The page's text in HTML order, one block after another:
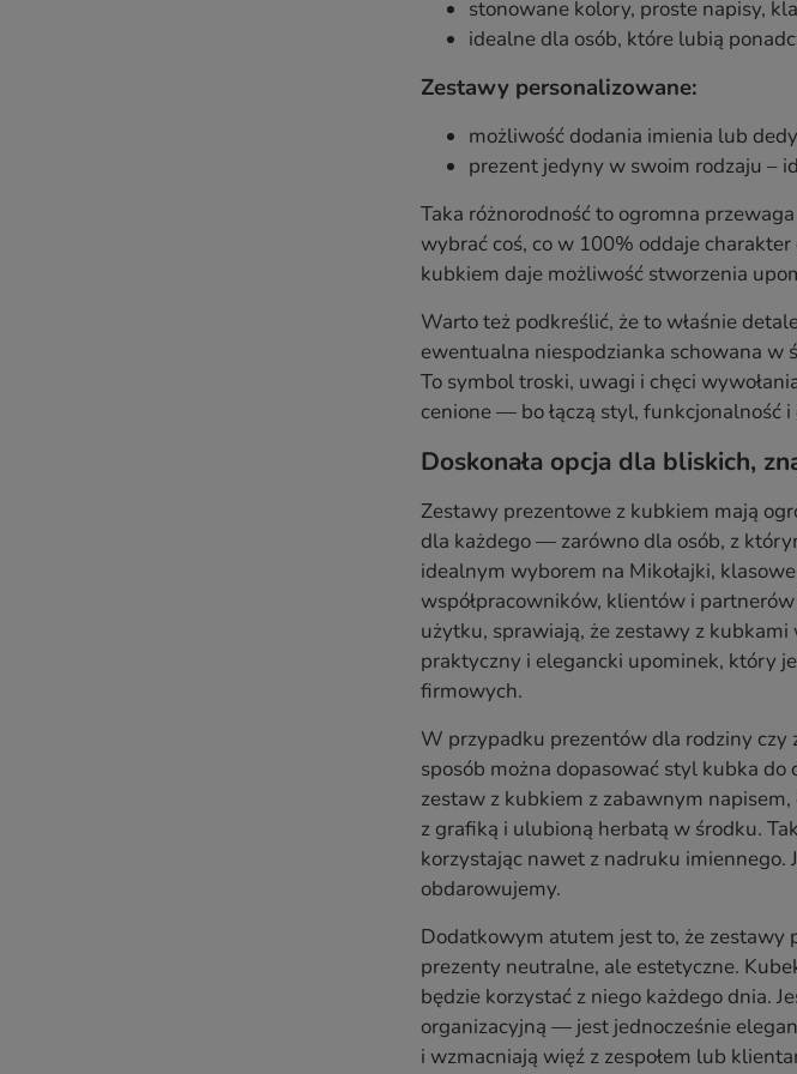
stonowane kolory, proste napisy,
idealne dla osób, które lubią
Zestawy personalizowane:
możliwość dodania imienia lub
prezent jedyny w swoim rodzaju –
Taka różnorodność to ogromna
wybrać coś, co w 100% oddaje
kubkiem daje możliwość stworzenia
Warto też podkreślić, że to właśnie
ewentualna niespodzianka schowana w
To symbol troski, uwagi i chęci
cenione — bo łączą styl, funkcjonalność
Doskonała opcja dla bliskich,
Zestawy prezentowe z kubkiem mają
dla każdego — zarówno dla osób, z
idealnym wyborem na Mikołajki,
współpracowników, klientów i
użytku, sprawiają, że zestawy z
praktyczny i elegancki upominek, który
firmowych.
W przypadku prezentów dla rodziny czy
sposób można dopasować styl kubka
zestaw z kubkiem z zabawnym
z grafiką i ulubioną herbatą w środku.
korzystając nawet z nadruku imiennego.
obdarowujemy.
Dodatkowym atutem jest to, że zestawy
prezenty neutralne, ale estetyczne.
będzie korzystać z niego każdego dnia.
organizacyjną — jest jednocześnie
i wzmacniają więź z zespołem lub